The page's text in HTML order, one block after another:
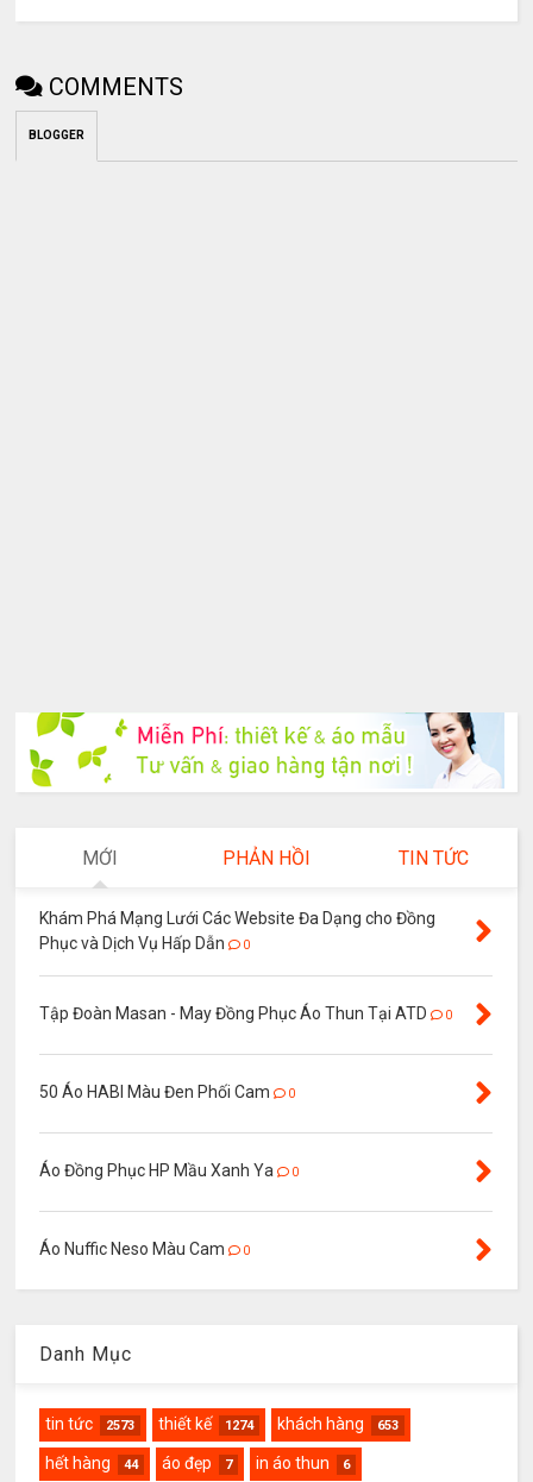
COMMENTS
BLOGGER
MỚI PHẢN HỒI TIN TỨC
Khám Phá Mạng Lưới Các Website Đa Dạng cho Đồng
Phục và Dịch Vụ Hấp Dẫn
0
Tập Đoàn Masan - May Đồng Phục Áo Thun Tại ATD 0
50 Áo HABI Màu Đen Phối Cam 0
Áo Đồng Phục HP Mầu Xanh Ya 0
Áo Nuffic Neso Màu Cam 0
Danh Mục
tin tức 2573 thiết kế 1274 khách hàng 653
hết hàng 44 áo đẹp 7 in áo thun 6